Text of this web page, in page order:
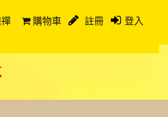
購物車 註冊 登入